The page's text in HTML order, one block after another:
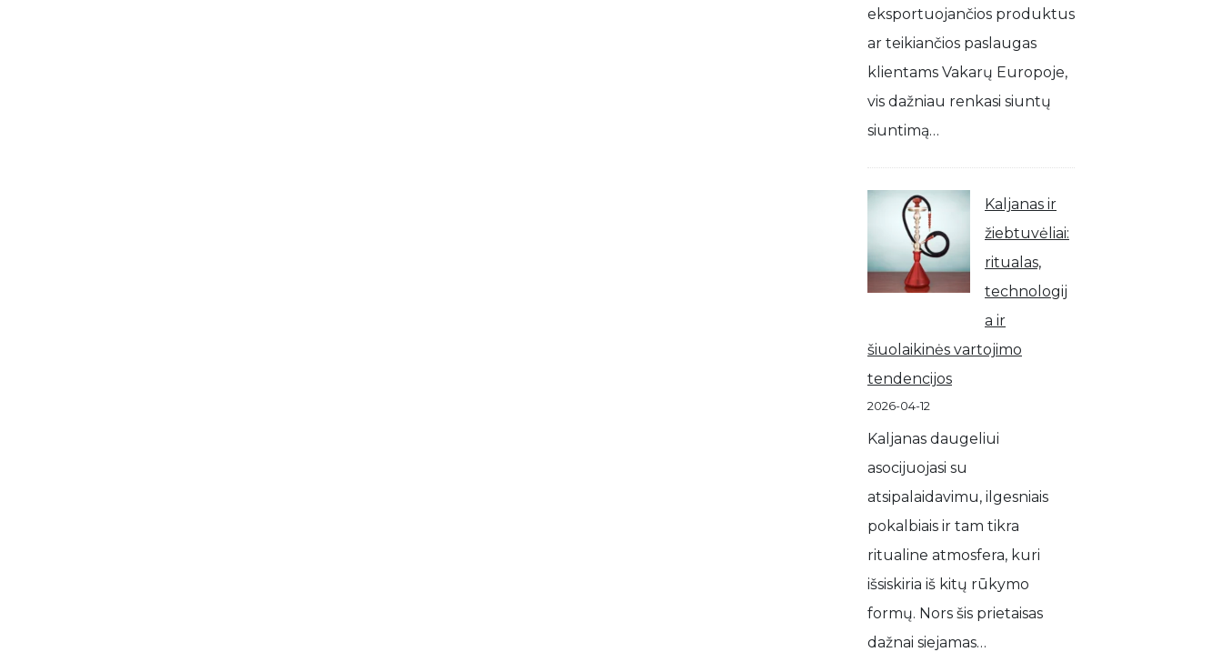
eksportuojančios produktus
ar teikiančios paslaugas
klientams Vakarų Europoje,
vis dažniau renkasi siuntų
siuntimą…
Kaljanas ir
žiebtuvėliai:
ritualas,
technologij
a ir
šiuolaikinės vartojimo
tendencijos
2026-04-12
Kaljanas daugeliui
asocijuojasi su
atsipalaidavimu, ilgesniais
pokalbiais ir tam tikra
ritualine atmosfera, kuri
išsiskiria iš kitų rūkymo
formų. Nors šis prietaisas
dažnai siejamas…